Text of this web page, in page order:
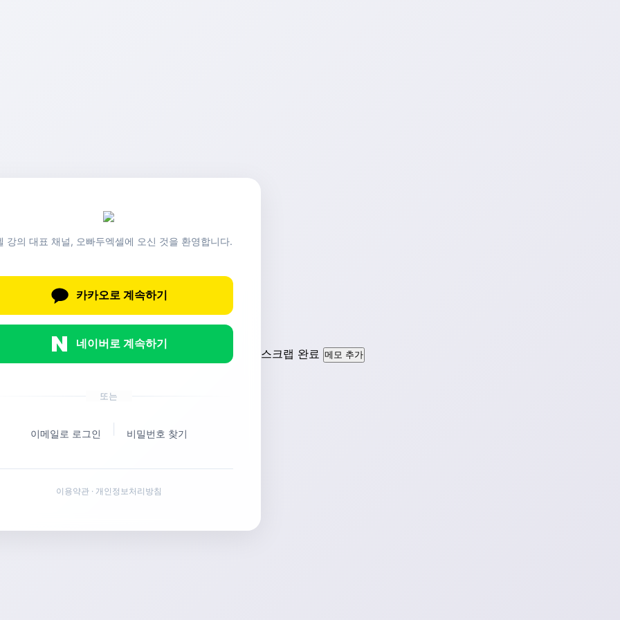
강의 대표 채널, 오빠두엑셀에 오신 것을 환영합니다.
카카오로 계속하기
네이버로 계속하기
또는
이메일로 로그인 비밀번호 찾기
이용약관· 개인정보처리방침
스크랩 완료 메모 추가